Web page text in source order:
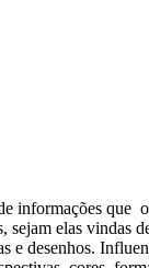
que
elas
e desenhos.